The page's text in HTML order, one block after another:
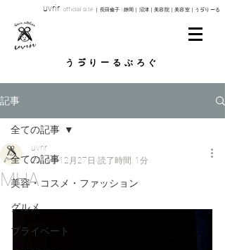
uvrir official site ｜長田倫子 | 静岡｜沼津｜美容院｜美容室｜うゔりーる
​うゔりーるぶろぐ
記事
全ての記事
美容・コスメ・ファッション
グルメ
プライベート
全ての記事
MHA
uvrir
2019年12月27日 読了時間: 1分